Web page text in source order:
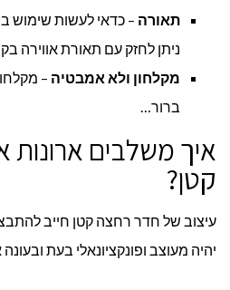
תאורה – כדאי לעשות שימוש
ניתן לחזק עם תאורת אווירה
מקלחון ולא אמבטיה –
ברור…
איך משלבים
קטן?
עיצוב של חדר רחצה קטן חייב
יהיה מעוצב ופונקציונאלי בעת